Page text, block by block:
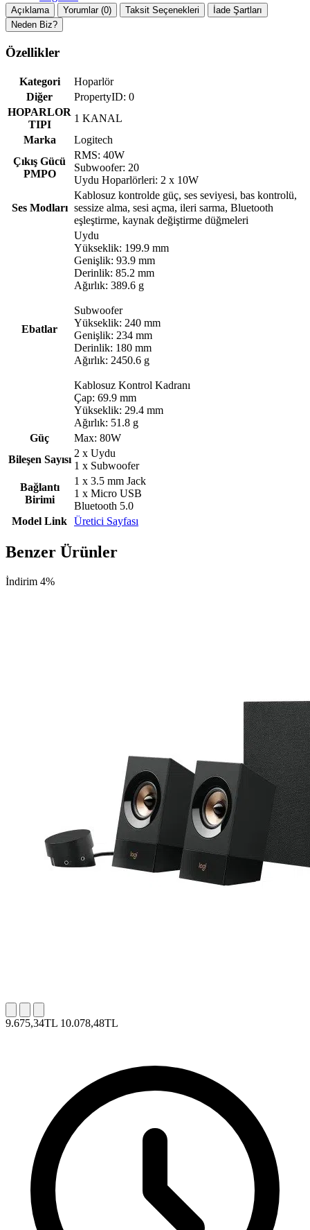
Açıklama Yorumlar (0) Taksit Seçenekleri
İade Şartları
Neden Biz?
Özellikler
Kategori
Hoparlör
Diğer
PropertyID: 0
HOPARLOR
TIPI
1 KANAL
Marka
Logitech
Çıkış Gücü
PMPO
RMS: 40W
Subwoofer: 20
Uydu Hoparlörleri: 2 x 10W
Ses Modları
Kablosuz kontrolde güç, ses seviyesi, bas kontrolü,
sessize alma, sesi açma, ileri sarma, Bluetooth
eşleştirme, kaynak değiştirme düğmeleri
Ebatlar
Uydu
Yükseklik: 199.9 mm
Genişlik: 93.9 mm
Derinlik: 85.2 mm
Ağırlık: 389.6 g
Subwoofer
Yükseklik: 240 mm
Genişlik: 234 mm
Derinlik: 180 mm
Ağırlık: 2450.6 g
Kablosuz Kontrol Kadranı
Çap: 69.9 mm
Yükseklik: 29.4 mm
Ağırlık: 51.8 g
Güç
Max: 80W
Bileşen Sayısı
2 x Uydu
1 x Subwoofer
Bağlantı
Birimi
1 x 3.5 mm Jack
1 x Micro USB
Bluetooth 5.0
Model Link Üretici Sayfası
Benzer Ürünler
İndirim 4%
9.675,34TL 10.078,48TL